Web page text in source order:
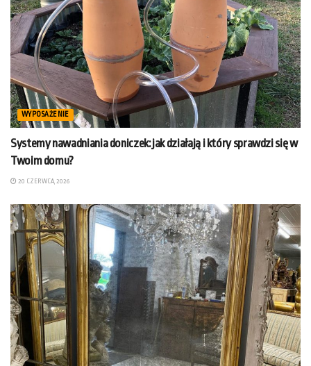
WYPOSAŻENIE
Systemy nawadniania doniczek: jak działają i który sprawdzi się w
Twoim domu?
20 CZERWCA, 2026